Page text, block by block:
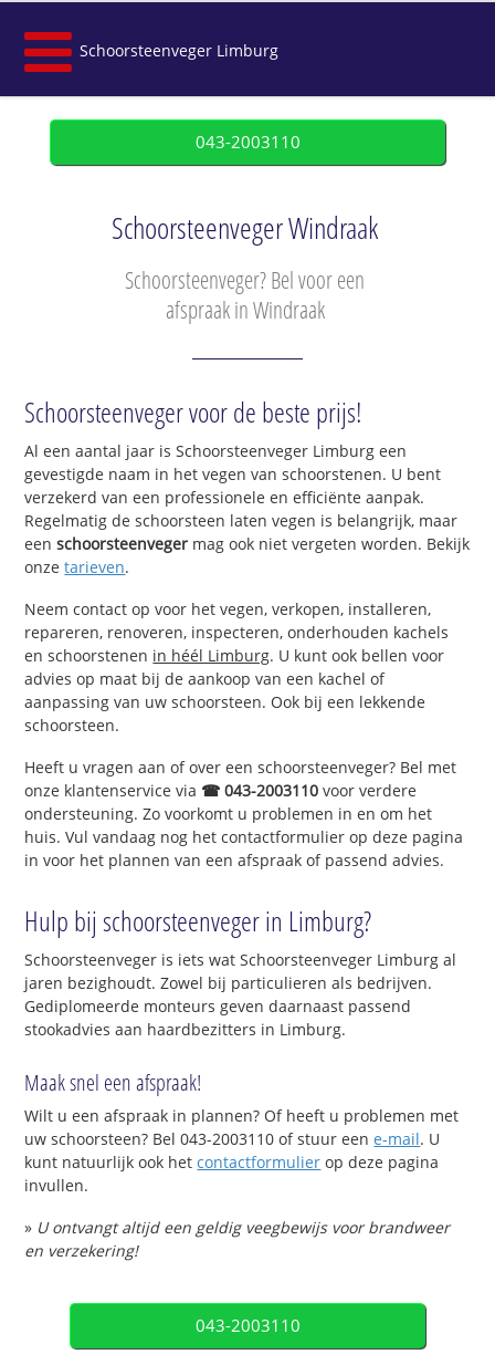
Schoorsteenveger Limburg
043-2003110
Schoorsteenveger Windraak
Schoorsteenveger? Bel voor een
afspraak in Windraak
Schoorsteenveger voor de beste prijs!
Al een aantal jaar is Schoorsteenveger Limburg een
gevestigde naam in het vegen van schoorstenen. U bent
verzekerd van een professionele en efficiënte aanpak.
Regelmatig de schoorsteen laten vegen is belangrijk, maar
eenschoorsteenveger mag ook niet vergeten worden. Bekijk
onzetarieven.
Neem contact op voor het vegen, verkopen, installeren,
repareren, renoveren, inspecteren, onderhouden kachels
en schoorstenen in héél Limburg. U kunt ook bellen voor
advies op maat bij de aankoop van een kachel of
aanpassing van uw schoorsteen. Ook bij een lekkende
schoorsteen.
Heeft u vragen aan of over een schoorsteenveger? Bel met
onze klantenservice via ☎ 043-2003110 voor verdere
ondersteuning. Zo voorkomt u problemen in en om het
huis. Vul vandaag nog het contactformulier op deze pagina
in voor het plannen van een afspraak of passend advies.
Hulp bij schoorsteenveger in Limburg?
Schoorsteenveger is iets wat Schoorsteenveger Limburg al
jaren bezighoudt. Zowel bij particulieren als bedrijven.
Gediplomeerde monteurs geven daarnaast passend
stookadvies aan haardbezitters in Limburg.
Maak snel een afspraak!
Wilt u een afspraak in plannen? Of heeft u problemen met
uw schoorsteen? Bel 043-2003110 of stuur eene-mail. U
kunt natuurlijk ook hetcontactformulier op deze pagina
invullen.
» U ontvangt altijd een geldig veegbewijs voor brandweer
en verzekering!
043-2003110